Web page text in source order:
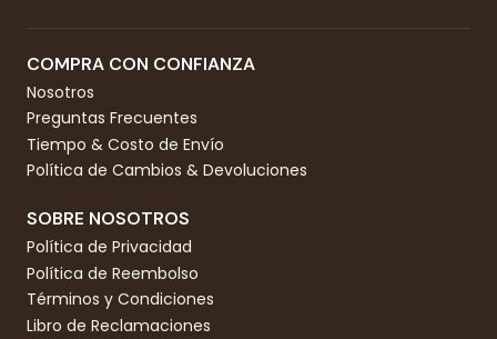
COMPRA CON CONFIANZA
Nosotros
Preguntas Frecuentes
Tiempo & Costo de Envío
Política de Cambios & Devoluciones
SOBRE NOSOTROS
Política de Privacidad
Política de Reembolso
Términos y Condiciones
Libro de Reclamaciones